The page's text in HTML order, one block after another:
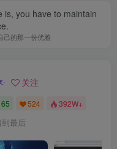
is, you have to maintain
己的那一份优雅
关注
65 524 392W+
最后